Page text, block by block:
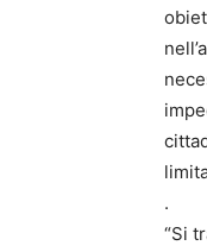
.
“Si